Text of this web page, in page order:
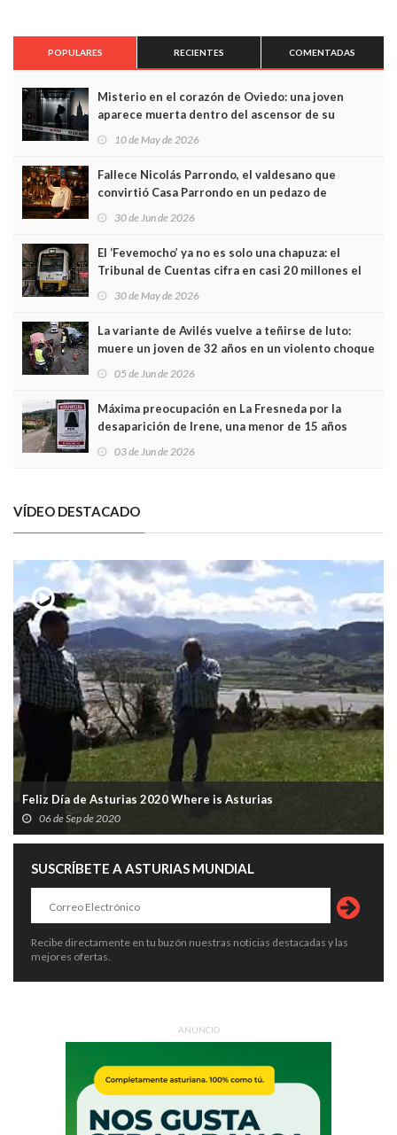
POPULARES RECIENTES COMENTADAS
Misterio en el corazón de Oviedo: una joven
aparece muerta dentro del ascensor de su
edificio y las cámaras captan sus últimos minutos
10 de May de 2026
Fallece Nicolás Parrondo, el valdesano que
convirtió Casa Parrondo en un pedazo de
Asturias en Madrid
30 de Jun de 2026
El ‘Fevemocho’ ya no es solo una chapuza: el
Tribunal de Cuentas cifra en casi 20 millones el
sobrecoste de los trenes que no cabían por los
30 de May de 2026
La variante de Avilés vuelve a teñirse de luto:
muere un joven de 32 años en un violento choque
frontal
05 de Jun de 2026
Máxima preocupación en La Fresneda por la
desaparición de Irene, una menor de 15 años
03 de Jun de 2026
VÍDEO DESTACADO
Feliz Día de Asturias 2020 Where is Asturias
06 de Sep de 2020
SUSCRÍBETE A ASTURIAS MUNDIAL
Recibe directamente en tu buzón nuestras noticias destacadas y las
mejores ofertas.
ANUNCIO